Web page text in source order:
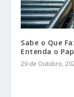
Sabe o Que
Entenda o
29 de Outubro,